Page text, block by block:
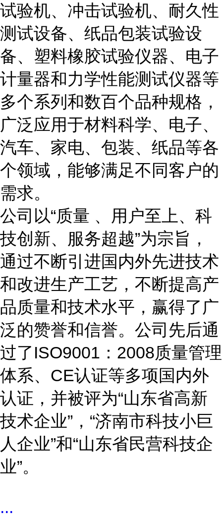
试验机、冲击试验机、耐久性
测试设备、纸品包装试验设
备、塑料橡胶试验仪器、电子
计量器和力学性能测试仪器等
多个系列和数百个品种规格，
广泛应用于材料科学、电子、
汽车、家电、包装、纸品等各
个领域，能够满足不同客户的
需求。
公司以“质量 、用户至上、科
技创新、服务超越”为宗旨，
通过不断引进国内外先进技术
和改进生产工艺，不断提高产
品质量和技术水平，赢得了广
泛的赞誉和信誉。公司先后通
过了 ISO9001 ： 2008质量管理
体系、 CE认证等多项国内外
认证，并被评为“山东省高新
技术企业” ， “济南市科技小巨
人企业”和“山东省民营科技企
业”。
...